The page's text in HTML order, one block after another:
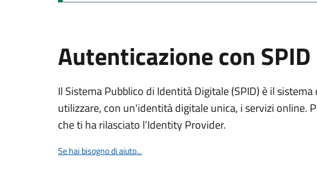
Autenticazione con SPID
Il Sistema Pubblico di Identità Digitale (SPID) è il
utilizzare, con un'identità digitale unica, i servizi online.
che ti ha rilasciato l’Identity Provider.
Se hai bisogno di aiuto...